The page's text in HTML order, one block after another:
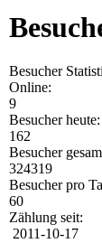
Besucher
Online:
9
Besucher heute:
162
Besucher
324319
Besucher pro
60
Zählung seit:
2011-10-17